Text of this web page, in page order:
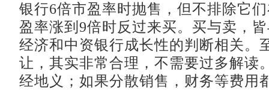
银行6倍市盈率时抛售，但不排除它
盈率涨到9倍时反过来买。买与卖，
经济和中资银行成长性的判断相关。
让，其实非常合理，不需要过多解读
经地义；如果分散销售，财务等费用